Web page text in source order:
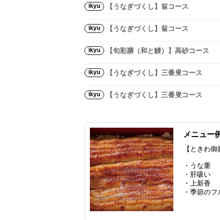
ikyu 【うなぎづくし】翁コース
ikyu 【うなぎづくし】翁コース
ikyu 【旬彩膳（和と鰻）】高砂コース
ikyu 【うなぎづくし】三番叟コース
ikyu 【うなぎづくし】三番叟コース
メニュー
【ときわ御
・うな重
・肝吸い
・上新香
・季節のフ